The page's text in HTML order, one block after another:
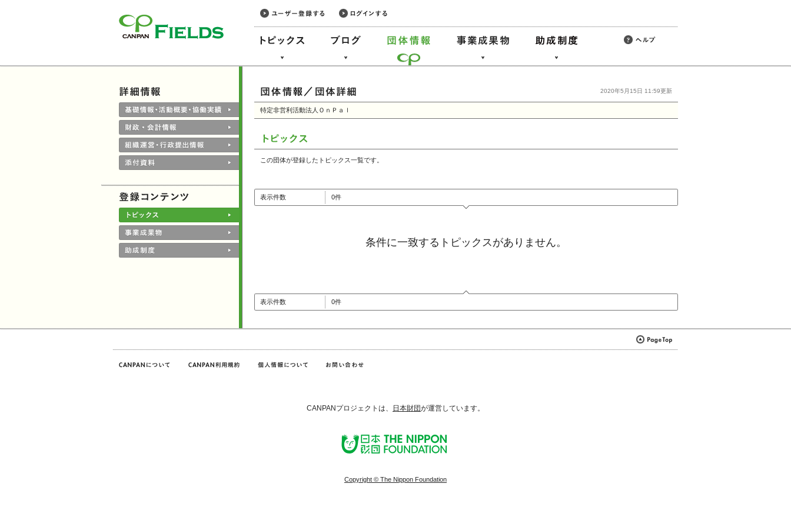
2020年5月15日 11:59更新
特定非営利活動法人ＯｎＰａｌ
この団体が登録したトピックス一覧です。
表示件数 0件
条件に一致するトピックスがありません。
表示件数 0件
CANPANプロジェクトは、 日本財団が運営しています。
Copyright © The Nippon Foundation